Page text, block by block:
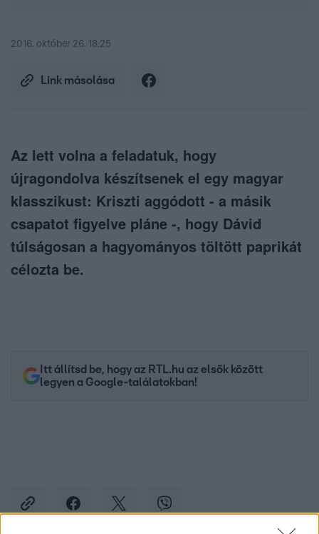
2016. október 26. 18:25
Link másolása
Az lett volna a feladatuk, hogy
újragondolva készítsenek el egy magyar
klasszikust: Kriszti aggódott - a másik
csapatot figyelve pláne -, hogy Dávid
túlságosan a hagyományos töltött paprikát
célozta be.
Itt állítsd be, hogy az RTL.hu az elsők között
legyen a Google-találatokban!